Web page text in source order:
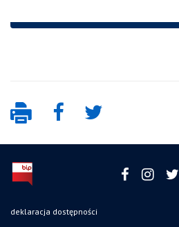
deklaracja dostępności